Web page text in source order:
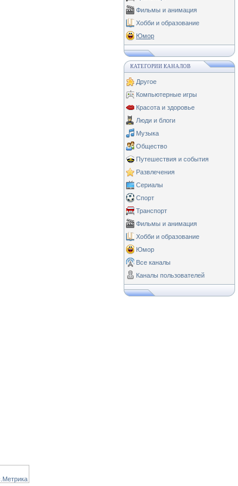
Фильмы и анимация
Хобби и образование
Юмор
КАТЕГОРИИ КАНАЛОВ
Другое
Компьютерные игры
Красота и здоровье
Люди и блоги
Музыка
Общество
Путешествия и события
Развлечения
Сериалы
Спорт
Транспорт
Фильмы и анимация
Хобби и образование
Юмор
Все каналы
Каналы пользователей